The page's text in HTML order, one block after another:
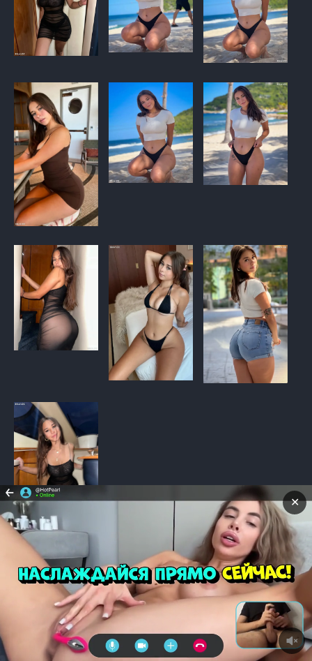
Слитые видео Софи Sophie Rain
Видеоплеер
✕